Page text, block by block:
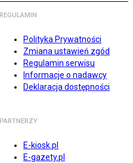
REGULAMIN
Polityka Prywatności
Zmiana ustawień zgód
Regulamin serwisu
Informacje o nadawcy
Deklaracja dostępności
PARTNERZY
E-kiosk.pl
E-gazety.pl